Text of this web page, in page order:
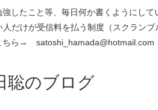
したこと等、毎日何か書くようにし
だけが受信料を払う制度（スクラン
ちら→ satoshi_hamada@hotmail.com
聡のブログ